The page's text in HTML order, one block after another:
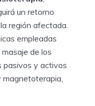
un retorno
región afectada.
empleadas
de los
pasivos y activos